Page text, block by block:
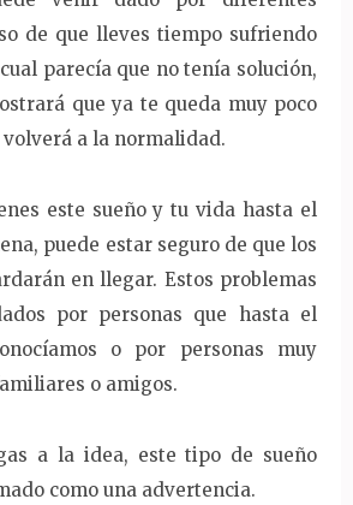
de que lleves tiempo sufriendo
parecía que no tenía solución,
que ya te queda muy poco
a la normalidad.
este sueño y tu vida hasta el
puede estar seguro de que los
en llegar. Estos problemas
por personas que hasta el
o por personas muy
o amigos.
a la idea, este tipo de sueño
como una advertencia.